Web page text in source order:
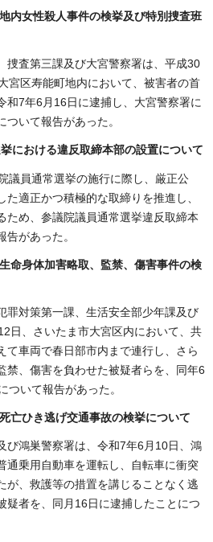
内女性殺人事件の検挙及び特別捜査班
捜査第三課及び大宮警察署は、平成30
宮区寿能町地内において、被害者の首
和7年6月16日に逮捕し、大宮警察署に
いて報告があった。
における違反取締本部の設置について
議員通常選挙の施行に際し、厳正公
適正かつ積極的な取締りを推進し、
ため、参議院議員通常選挙違反取締本
があった。
命身体加害略取、監禁、傷害事件の検
罪対策第一課、生活安全部少年課及び
日、さいたま市大宮区内において、共
て車両で春日部市内まで連行し、さら
禁、傷害を負わせた被疑者らを、同年6
ついて報告があった。
亡ひき逃げ交通事故の検挙について
び鴻巣警察署は、令和7年6月10日、鴻
通乗用自動車を運転し、自転車に衝突
が、救護等の措置を講じることなく逃
疑者を、同月16日に逮捕したことにつ